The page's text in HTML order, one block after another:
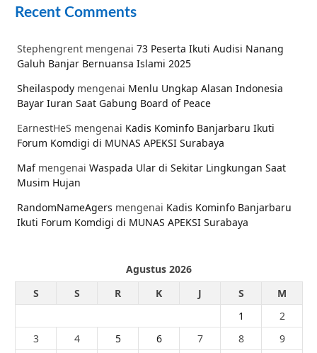
Recent Comments
Stephengrent mengenai 73 Peserta Ikuti Audisi Nanang
Galuh Banjar Bernuansa Islami 2025
Sheilaspody mengenai Menlu Ungkap Alasan Indonesia
Bayar Iuran Saat Gabung Board of Peace
EarnestHeS mengenai Kadis Kominfo Banjarbaru Ikuti
Forum Komdigi di MUNAS APEKSI Surabaya
Mafmengenai Waspada Ular di Sekitar Lingkungan Saat
Musim Hujan
RandomNameAgers mengenai Kadis Kominfo Banjarbaru
Ikuti Forum Komdigi di MUNAS APEKSI Surabaya
Agustus 2026
S
S R K J S
M
1
2
3
4 5 6 7 8 9